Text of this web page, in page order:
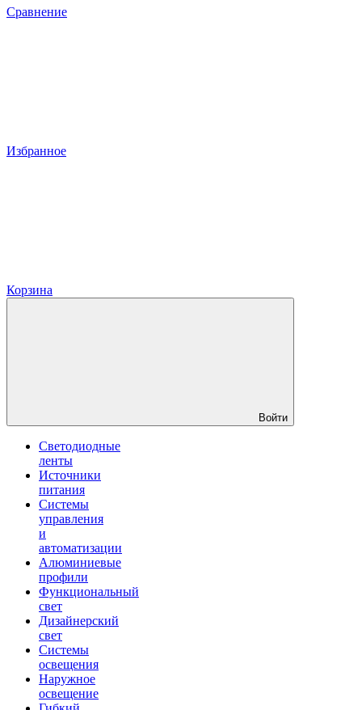
Сравнение
Избранное
Корзина
Войти
Светодиодные
ленты
Источники
питания
Системы
управления
и
автоматизации
Алюминиевые
профили
Функциональный
свет
Дизайнерский
свет
Системы
освещения
Наружное
освещение